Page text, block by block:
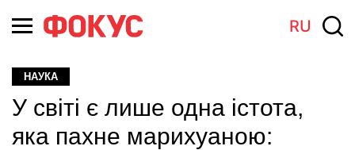
RU
НАУКА
У світі є лише одна істота,
яка пахне марихуаною: